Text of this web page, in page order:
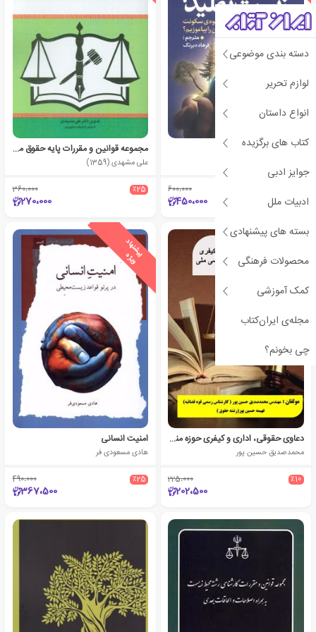
دسته بندی موضوعی
لوازم تحریر
انواع داستان
کتاب های برگزیده
جوایز ادبی
ادبیات ملل
بسته های پیشنهادی
محصولات فرهنگی
کمک آموزشی
مجله‌ی ایران‌کتاب
چی بخونم؟
انقلاب زیست تقلید
600،000
450،000
مجموعه قوانین و مقررات پایه حقوق محیط زیست
علی مشهدی (1359)
٪25 360،000
270،000
دعاوی حقوقی، اداری و کیفری حوزه منابع طبیعی و اراضی ملی ایران
محمدصدیق حسین پور
٪10 225،000
202،500
پ
ی
ش
ن
ه
ا
د
و
ی
ژ
ه
امنیت انسانی
هادی مسعودی فر
٪25 490،000
367،500